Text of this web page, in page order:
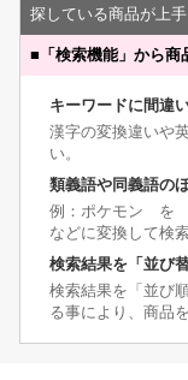
探している商品が上
■ 「検索機能」から商
キーワードに間違
漢字の変換違いや
い。
類義語や同義語の
例：ポケモン を
などに変換して検
検索結果を「並び
検索結果を「並び
る事により、商品